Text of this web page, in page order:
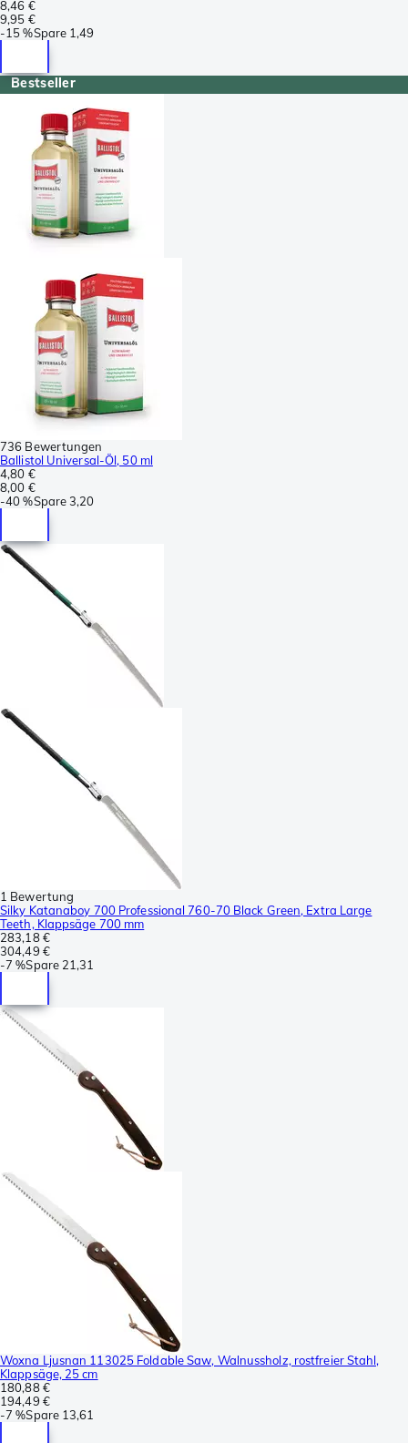
8,46 €
9,95 €
-15 %Spare 1,49
Bestseller
736 Bewertungen
Ballistol Universal-Öl, 50 ml
4,80 €
8,00 €
-40 %Spare3,20
1 Bewertung
Silky Katanaboy 700 Professional 760-70 Black Green, Extra Large
Teeth, Klappsäge 700 mm
283,18 €
304,49 €
-7 %Spare 21,31
Woxna Ljusnan 113025 Foldable Saw, Walnussholz, rostfreier Stahl,
Klappsäge, 25 cm
180,88 €
194,49 €
-7 %Spare 13,61